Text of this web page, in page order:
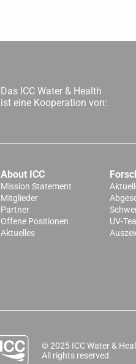
Das ICC Water & Health
ist eine Kooperation von:
About ICC
Mission Statement
Mitglieder
Partner
Offene Positionen
Aktuelles
UV-
© 2025 ICC Water &
All rights reserved.